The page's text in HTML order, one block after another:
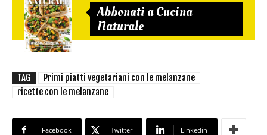
Abbonati a Cucina
Naturale
TAG
Primi piatti vegetariani con le melanzane
ricette con le melanzane
Facebook Twitter Linkedin